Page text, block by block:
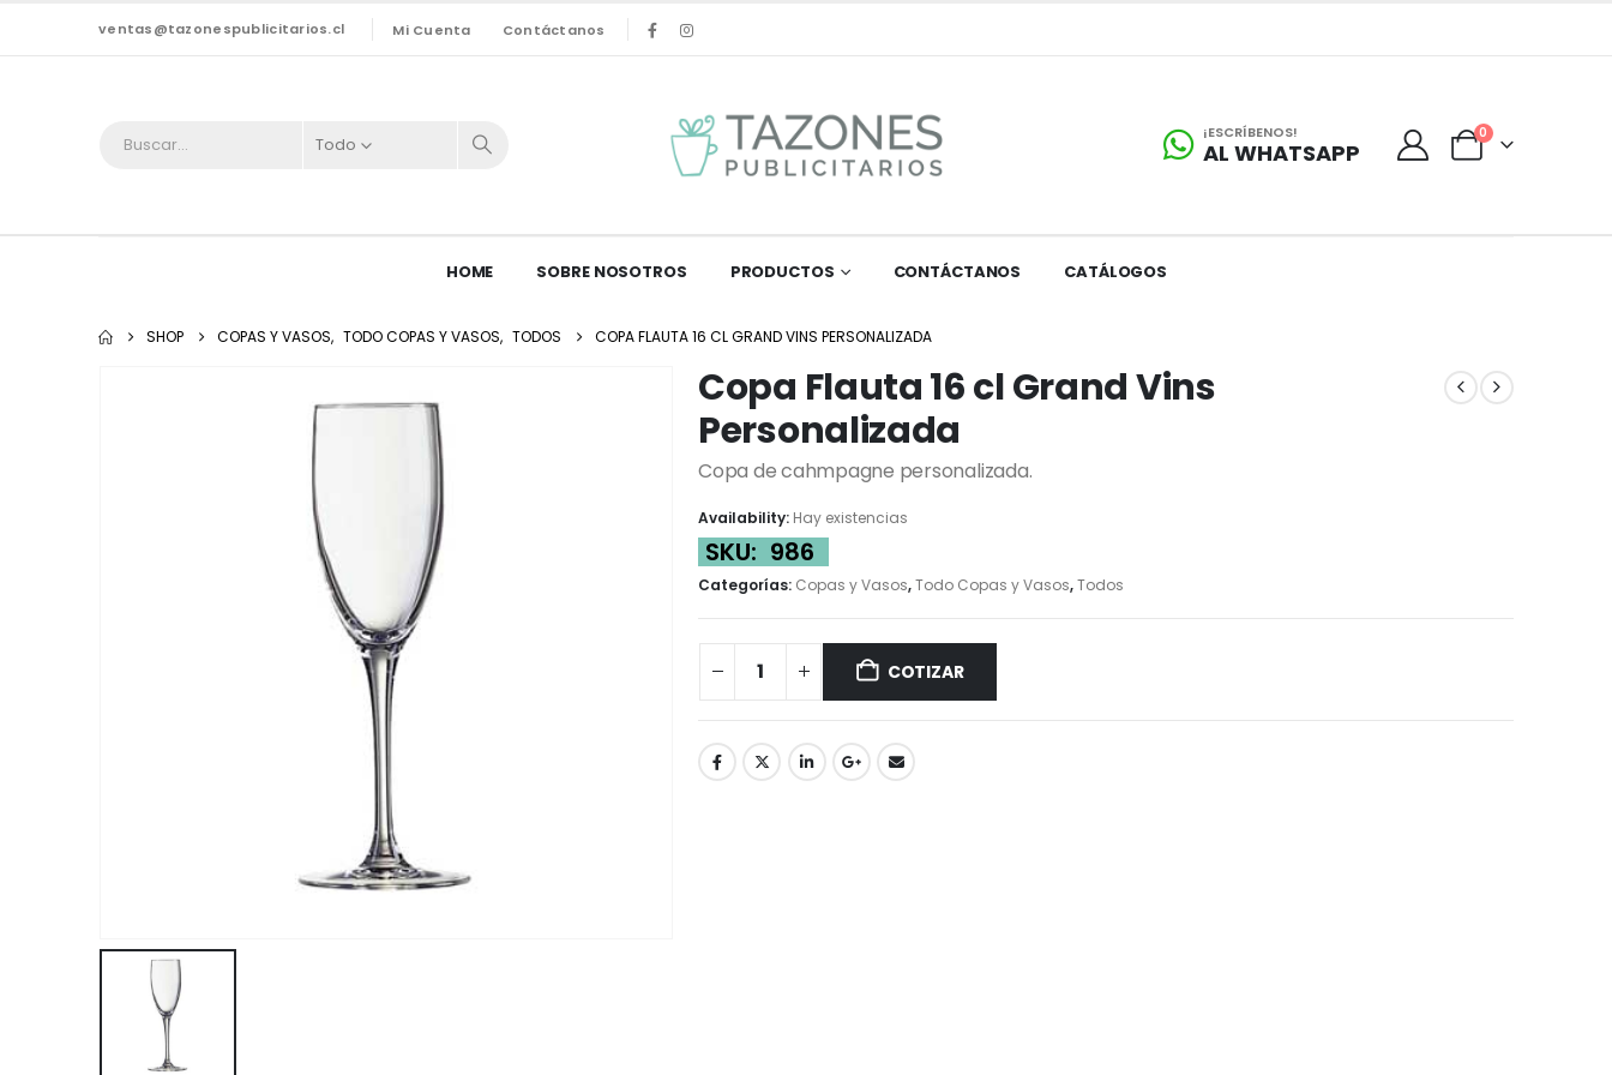
ventas@tazonespublicitarios.cl Mi Cuenta Contáctanos
Todo
¡ESCRÍBENOS!
AL WHATSAPP
0
HOME SOBRE NOSOTROS PRODUCTOS CONTÁCTANOS CATÁLOGOS
SHOP COPAS Y VASOS, TODO COPAS Y VASOS, TODOS COPA FLAUTA 16 CL GRAND VINS PERSONALIZADA
Copa Flauta 16 cl Grand Vins
Personalizada
Copa de cahmpagne personalizada.
Availability: Hay existencias
SKU: 986
Categorías: Copas y Vasos,Todo Copas y Vasos,Todos
COTIZAR